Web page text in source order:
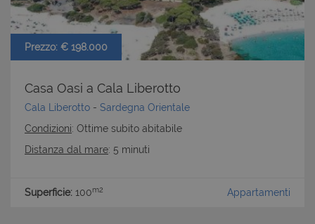
Prezzo: € 198.000
Casa Oasi a Cala Liberotto
Cala Liberotto - Sardegna Orientale
Condizioni: Ottime subito abitabile
Distanza dal mare: 5 minuti
Superficie: 100m2 Appartamenti